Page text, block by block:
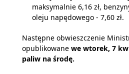
maksymalnie 6,16 zł,
oleju napędowego - 7,60 zł.
Następne obwieszczenie
opublikowane we wtorek, 7
paliw na środę.